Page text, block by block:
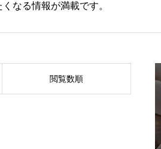
なる情報が満載です。
閲覧数順